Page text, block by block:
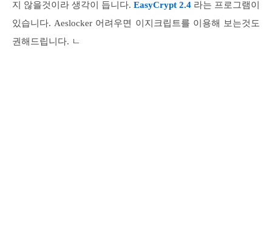
지 않을것이라 생각이 듭니다. EasyCrypt 2.4 라는 프로그램이
있습니다. Aeslocker 어려우면 이지크립트를 이용해 보는것도
권해드립니다. ㄴ